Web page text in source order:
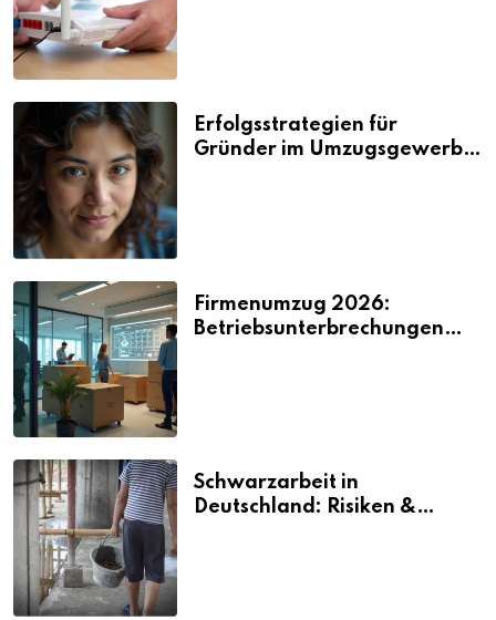
Erfolgsstrategien für
Gründer im Umzugsgewerbe
Firmenumzug 2026:
Betriebsunterbrechungen
Schwarzarbeit in
Deutschland: Risiken &